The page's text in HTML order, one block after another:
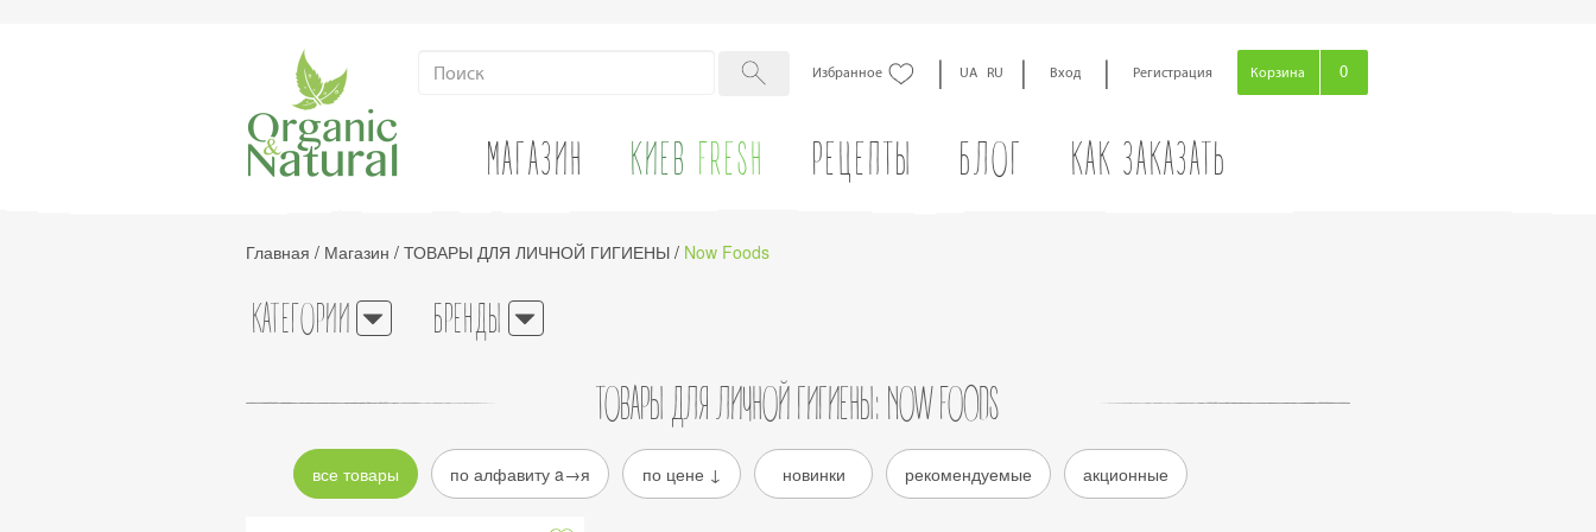
Избранное | UA RU | Вход | Регистрация Корзина 0
МАГАЗИН КИЕВ FRESH РЕЦЕПТЫ БЛОГ КАК ЗАКАЗАТЬ
Главная / Магазин / ТОВАРЫ ДЛЯ ЛИЧНОЙ ГИГИЕНЫ / Now Foods
КАТЕГОРИИ БРЕНДЫ
ТОВАРЫ ДЛЯ ЛИЧНОЙ ГИГИЕНЫ: NOW FOODS
все товары по алфавиту a→я по цене ↓ новинки рекомендуемые акционные